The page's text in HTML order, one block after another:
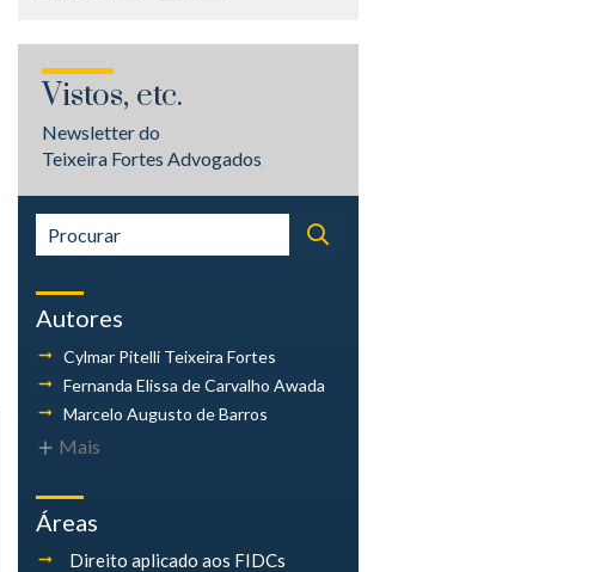
Vistos, etc.
Newsletter do
Teixeira Fortes Advogados
Autores
Cylmar Pitelli Teixeira Fortes
Fernanda Elissa de Carvalho Awada
Marcelo Augusto de Barros
Mais
Áreas
Direito aplicado aos FIDCs